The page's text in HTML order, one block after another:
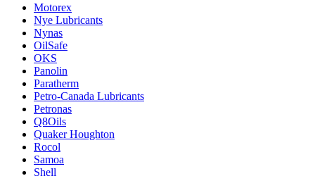
Motorex
Nye Lubricants
Nynas
OilSafe
OKS
Panolin
Paratherm
Petro-Canada Lubricants
Petronas
Q8Oils
Quaker Houghton
Rocol
Samoa
Shell